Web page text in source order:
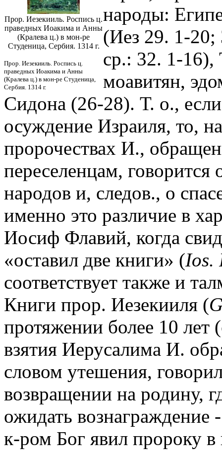
Прор. Иезекииль. Роспись ц.
праведных Иоакима и Анны
(Кралева ц.) в мон-ре
Студеница, Сербия. 1314 г.
Прор. Иезекииль. Роспись ц.
праведных Иоакима и Анны
(Кралева ц.) в мон-ре Студеница,
Сербия. 1314 г.
народы:
(Иез 29. 1-
ср.: 32. 1-
моавитян,
Сидона (26-28). Т. о.,
осуждение Израиля, то,
пророчествах И.,
переселенцам,
народов и, следов., о
именно это различие в
Иосиф Флавий, когда
«оставил две книги» (Ios.
соответствует также и
Книги прор. Иезекииля (
протяжении более 10 лет
взятия Иерусалима И.
словом утешения,
возвращении на родину,
ожидать
к-ром Бог явил пророку